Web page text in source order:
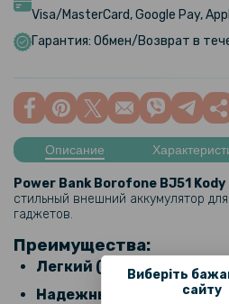
Виберіть
сайту
Visa/MasterCard, Google Pay,
Гарантия: Обмен/Возврат в
Описание
Power Bank Borofone BJ51 Kody
стильный внешний аккумулятор
гаджетов.
Преимущества:
Легкий (138 г) и
Надежный корпус
из